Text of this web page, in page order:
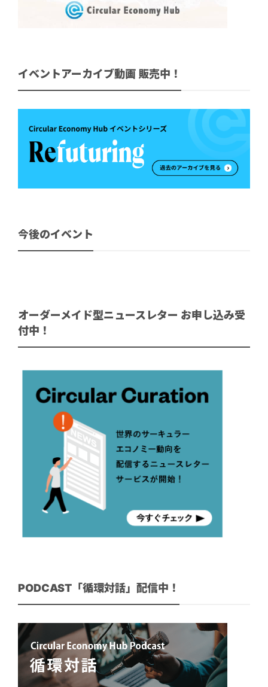
イベントアーカイブ動画 販売中！
今後のイベント
オーダーメイド型ニュースレター お申し込み受
付中！
PODCAST「循環対話」配信中！